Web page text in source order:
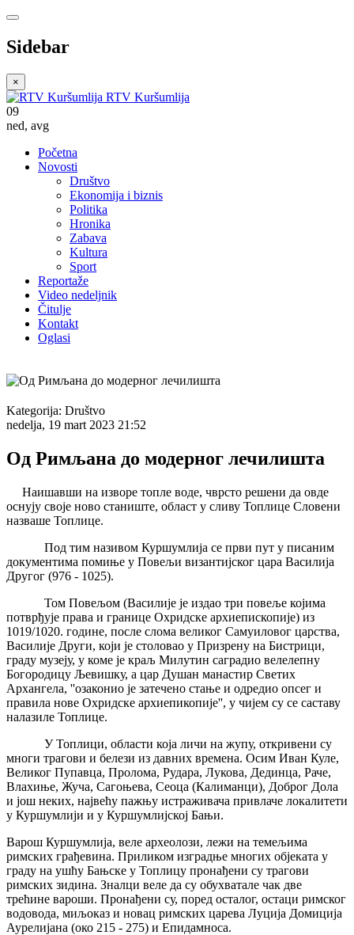
Sidebar
×
RTV Kuršumlija
09
ned, avg
Početna
Novosti
Društvo
Ekonomija i biznis
Politika
Hronika
Zabava
Kultura
Sport
Reportaže
Video nedeljnik
Čitulje
Kontakt
Oglasi
Kategorija: Društvo
nedelja, 19 mart 2023 21:52
Од Римљана до модерног лечилишта
Наишавши на изворе топле воде, чврсто решени да овде
оснују своје ново станиште, област у сливу Топлице Словени
назваше Топлице.
Под тим називом Куршумлија се први пут у писаним
документима помиње у Повељи византијског цара Василија
Другог (976 - 1025).
Том Повељом (Василије је издао три повеље којима
потврђује права и границе Охридске архиепископије) из
1019/1020. године, после слома великог Самуиловог царства,
Василије Други, који је столовао у Призрену на Бистрици,
граду музеју, у коме је краљ Милутин саградио велелепну
Богородицу Љевишку, а цар Душан манастир Светих
Архангела, ''озаконио је затечено стање и одредио опсег и
правила нове Охридске архиепикопије'', у чијем су се саставу
налазиле Топлице.
У Топлици, области која личи на жупу, откривени су
многи трагови и белези из давних времена. Осим Иван Куле,
Великог Пупавца, Пролома, Рудара, Лукова, Дединца, Раче,
Влахиње, Жуча, Сагоњева, Сеоца (Калиманци), Доброг Дола
и још неких, највећу пажњу истраживача привлаче локалитети
у Куршумлији и у Куршумлијској Бањи.
Варош Куршумлија, веле археолози, лежи на темељима
римских грађевина. Приликом изградње многих објеката у
граду на ушћу Бањске у Топлицу пронађени су трагови
римских зидина. Зналци веле да су обухватале чак две
трећине вароши. Пронађени су, поред осталог, остаци римског
водовода, миљоказ и новац римских царева Луција Домиција
Аурелијана (око 215 - 275) и Епидамноса.